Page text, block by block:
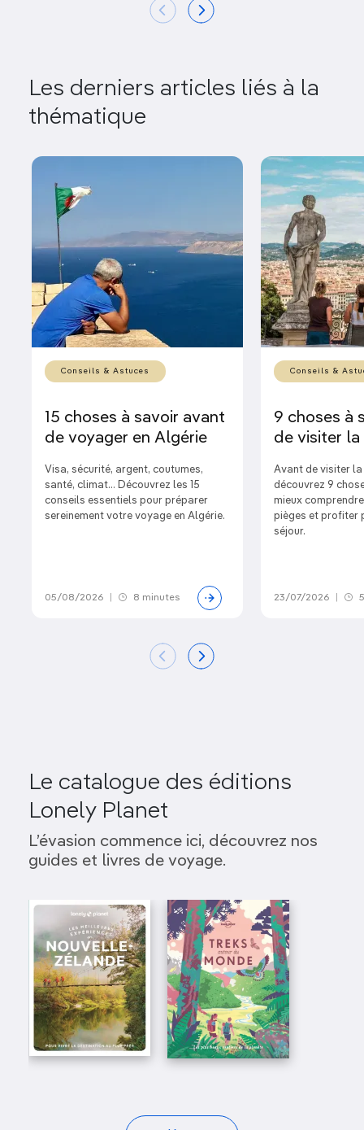
Les derniers articles liés à la
thématique
Conseils & Astuces
15 choses à savoir avant
de voyager en Algérie
Visa, sécurité, argent, coutumes,
santé, climat… Découvrez les 15
conseils essentiels pour préparer
sereinement votre voyage en Algérie.
05/08/2026 8 minutes
Conseils &
9 choses à
de visiter la
Avant de visiter la
découvrez 9
mieux
pièges et profiter
séjour.
23/07/2026
Le catalogue des éditions
Lonely Planet
L’évasion commence ici, découvrez nos
guides et livres de voyage.